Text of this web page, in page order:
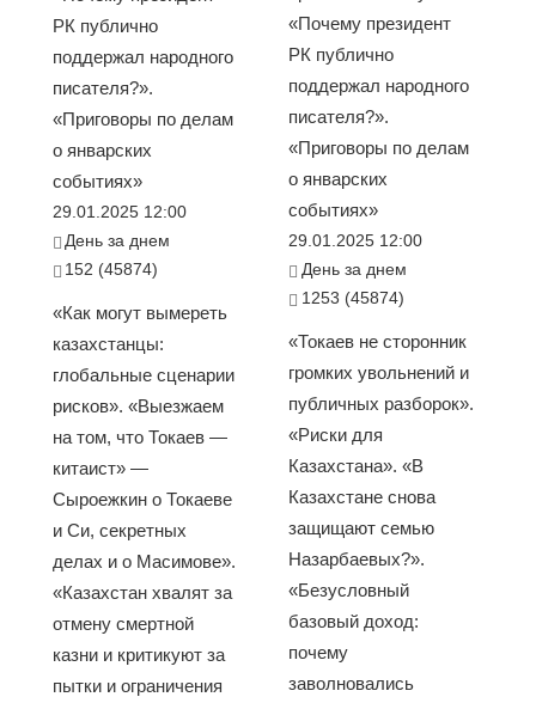
РК публично
поддержал народного
писателя?».
«Приговоры по делам
о январских
событиях»
29.01.2025 12:00
День за днем
152 (45874)
«Как могут вымереть
казахстанцы:
глобальные сценарии
рисков». «Выезжаем
на том, что Токаев —
китаист» —
Сыроежкин о Токаеве
и Си, секретных
делах и о Масимове».
«Казахстан хвалят за
отмену смертной
казни и критикуют за
пытки и ограничения
«Почему президент
РК публично
поддержал народного
писателя?».
«Приговоры по делам
о январских
событиях»
29.01.2025 12:00
День за днем
1253 (45874)
«Токаев не сторонник
громких увольнений и
публичных разборок».
«Риски для
Казахстана». «В
Казахстане снова
защищают семью
Назарбаевых?».
«Безусловный
базовый доход:
почему
заволновались